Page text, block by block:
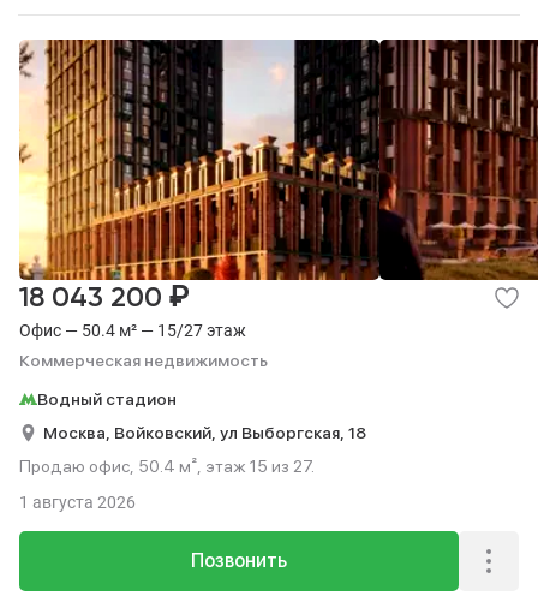
Офис — 50.4 м² — 15/27 этаж
Коммерческая недвижимость
18 043 200 ₽
Водный стадион
Москва, Войковский, ул Выборгская, 18
Продаю офис, 50.4 м², этаж 15 из 27.
Позвонить
1 августа 2026